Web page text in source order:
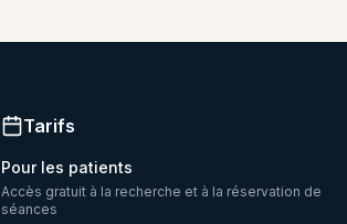
Tarifs
Pour les patients
Accès gratuit à la recherche et à la réservation de
séances